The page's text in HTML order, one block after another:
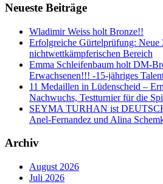
Neueste Beiträge
Wladimir Weiss holt Bronze!!
Erfolgreiche Gürtelprüfung: Neue
nichtwettkämpferischen Bereich
Emma Schleifenbaum holt DM-
Erwachsenen!!! -15-jähriges
11 Medaillen in Lüdenscheid –
Nachwuchs, Testturnier für die
SEYMA TURHAN ist
Anel-Fernandez und Alina
Archiv
August 2026
Juli 2026